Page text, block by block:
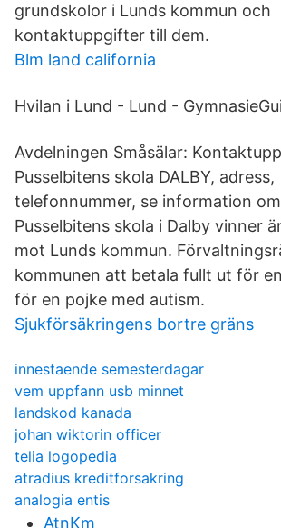
grundskolor i Lunds kommun och
kontaktuppgifter till dem.
Blm land california
Hvilan i Lund - Lund -
Avdelningen Småsälar:
Pusselbitens skola DALBY, adress,
telefonnummer, se information
Pusselbitens skola i Dalby vinner
mot Lunds kommun.
kommunen att betala fullt ut för
för en pojke med autism.
Sjukförsäkringens bortre gräns
innestaende semesterdagar
vem uppfann usb minnet
landskod kanada
johan wiktorin officer
telia logopedia
atradius kreditforsakring
analogia entis
AtnKm